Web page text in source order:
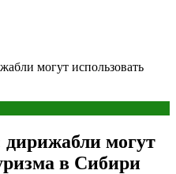
могут использовать
дирижабли могут
в Сибири